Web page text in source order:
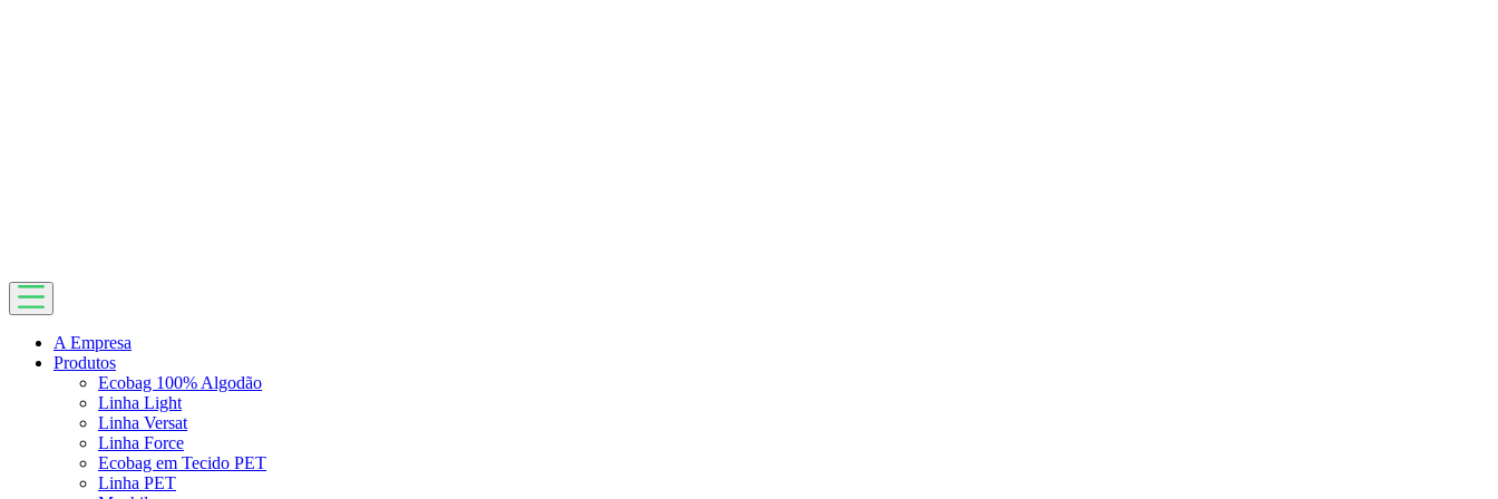
A Empresa
Produtos
Ecobag 100% Algodão
Linha Light
Linha Versat
Linha Force
Ecobag em Tecido PET
Linha PET